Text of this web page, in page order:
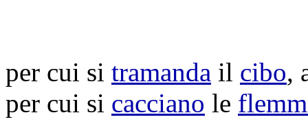
per cui si tramanda il cibo,
per cui si cacciano le